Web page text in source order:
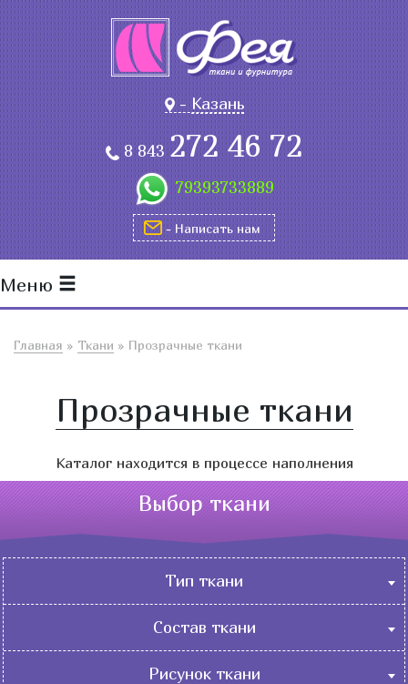
-Казань
8 843272 46 72
79393733889
- Написать нам
Меню
Главная » Ткани » Прозрачные ткани
Прозрачные ткани
Каталог находится в процессе наполнения
Выбор ткани
Тип ткани
Состав ткани
Рисунок ткани